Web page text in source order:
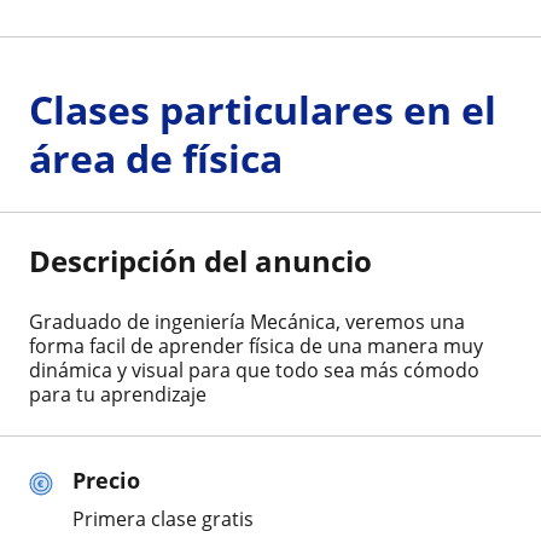
Precio
Primera clase gratis
Clases particulares en el
área de física
Descripción del anuncio
Graduado de ingeniería Mecánica, veremos una
forma facil de aprender física de una manera muy
dinámica y visual para que todo sea más cómodo
para tu aprendizaje